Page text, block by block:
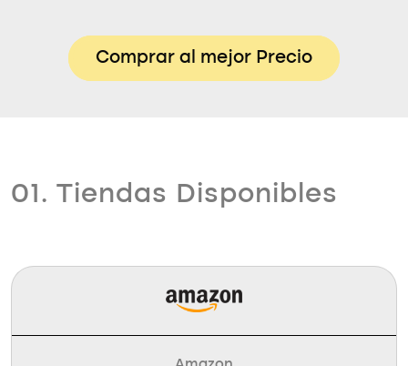
Comprar al mejor Precio
01. Tiendas Disponibles